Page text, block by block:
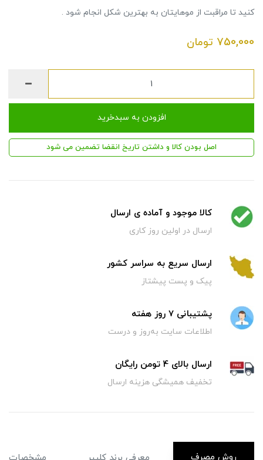
کنید تا مراقبت از موهایتان به بهترین شکل انجام شود .
750,000 تومان
افزودن به سبدخرید
اصل بودن کالا و داشتن تاریخ انقضا تضمین می شود
کالا موجود و آماده ی ارسال
ارسال در اولین روز کاری
ارسال سریع به سراسر کشور
پیک و پست پیشتاز
پشتیبانی 7 روز هفته
اطلاعات سایت به‌روز و درست
ارسال بالای 4 تومن رایگان
تخفیف همیشگی هزینه ارسال
روش مصرف